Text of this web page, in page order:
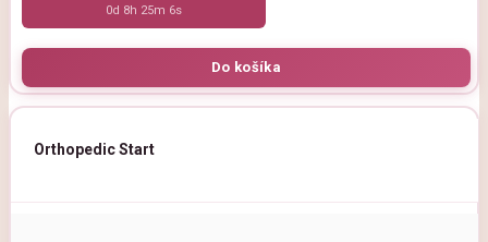
0d 8h 25m 5s
Orthopedic Start